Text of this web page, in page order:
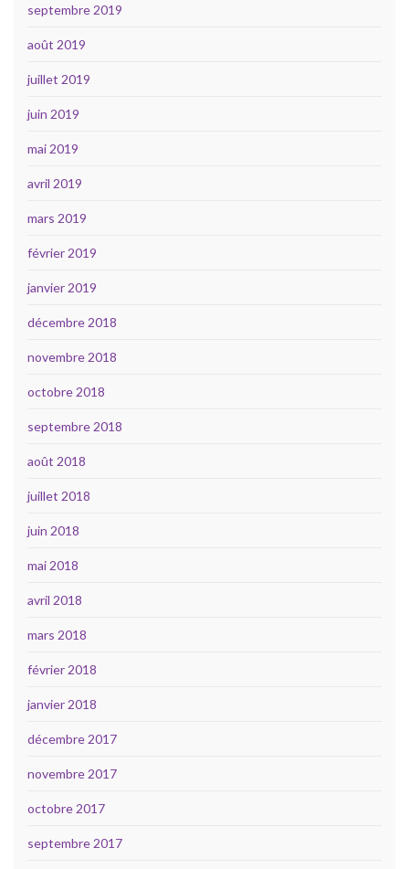
septembre 2019
août 2019
juillet 2019
juin 2019
mai 2019
avril 2019
mars 2019
février 2019
janvier 2019
décembre 2018
novembre 2018
octobre 2018
septembre 2018
août 2018
juillet 2018
juin 2018
mai 2018
avril 2018
mars 2018
février 2018
janvier 2018
décembre 2017
novembre 2017
octobre 2017
septembre 2017